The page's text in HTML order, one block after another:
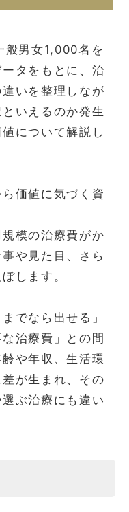
般男女1,000名を
タをもとに、治
いを整理しなが
いえるのか発生
について解説し
価値に気づく資
模の治療費がか
や見た目、さら
します。
でなら出せる」
治療費」との間
や年収、生活環
が生まれ、その
ぶ治療にも違い